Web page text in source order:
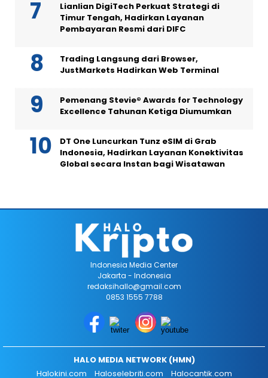
Lianlian DigiTech Perkuat Strategi di
Timur Tengah, Hadirkan Layanan
Pembayaran Resmi dari DIFC
Trading Langsung dari Browser,
JustMarkets Hadirkan Web Terminal
Pemenang Stevie® Awards for Technology
Excellence Tahunan Ketiga Diumumkan
DT One Luncurkan Tunz eSIM di Grab
Indonesia, Hadirkan Layanan Konektivitas
Global secara Instan bagi Wisatawan
Indonesia Media Center
Jakarta - Indonesia
redaksihallo@gmail.com
0853 1555 7788
HALO MEDIA NETWORK (HMN)
Halokini.com
Haloselebriti.com Halocantik.com